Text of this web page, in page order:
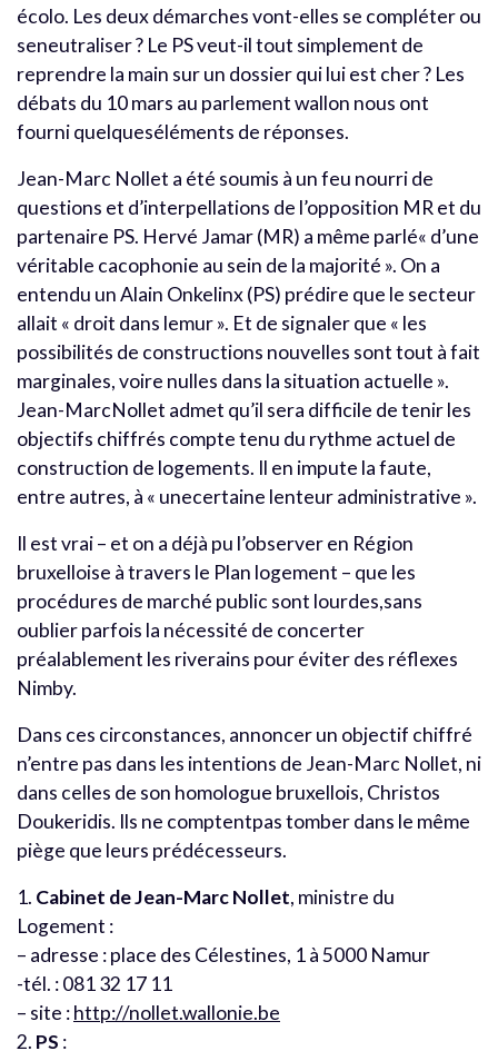
écolo. Les deux démarches vont-elles se compléter ou
seneutraliser ? Le PS veut-il tout simplement de
reprendre la main sur un dossier qui lui est cher ? Les
débats du 10 mars au parlement wallon nous ont
fourni quelqueséléments de réponses.
Jean-Marc Nollet a été soumis à un feu nourri de
questions et d’interpellations de l’opposition MR et du
partenaire PS. Hervé Jamar (MR) a même parlé« d’une
véritable cacophonie au sein de la majorité ». On a
entendu un Alain Onkelinx (PS) prédire que le secteur
allait « droit dans lemur ». Et de signaler que « les
possibilités de constructions nouvelles sont tout à fait
marginales, voire nulles dans la situation actuelle ».
Jean-MarcNollet admet qu’il sera difficile de tenir les
objectifs chiffrés compte tenu du rythme actuel de
construction de logements. Il en impute la faute,
entre autres, à « unecertaine lenteur administrative ».
Il est vrai – et on a déjà pu l’observer en Région
bruxelloise à travers le Plan logement – que les
procédures de marché public sont lourdes,sans
oublier parfois la nécessité de concerter
préalablement les riverains pour éviter des réflexes
Nimby.
Dans ces circonstances, annoncer un objectif chiffré
n’entre pas dans les intentions de Jean-Marc Nollet, ni
dans celles de son homologue bruxellois, Christos
Doukeridis. Ils ne comptentpas tomber dans le même
piège que leurs prédécesseurs.
1. Cabinet de Jean-Marc Nollet, ministre du
Logement :
– adresse : place des Célestines, 1 à 5000 Namur
-tél. : 081 32 17 11
– site :http://nollet.wallonie.be
2. PS :